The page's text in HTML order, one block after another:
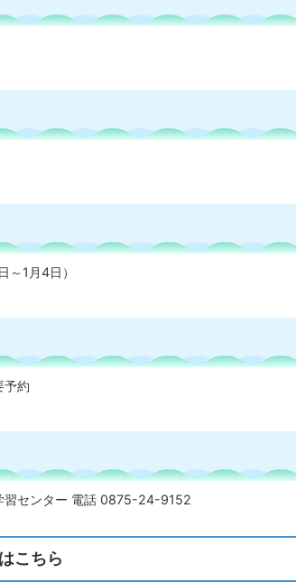
～1月4日）
予約
習センター 電話 0875-24-9152
こちら